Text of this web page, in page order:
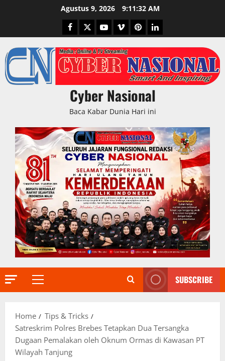
Agustus 9, 2026 9:11:33 AM
Facebook
TwitterYoutubeVimeoPinterestLinkedIn
Cyber Nasional
Baca Kabar Dunia Hari ini
Primary
SUBSCRIBE
Home
Tips & Tricks
Satreskrim Polres Brebes Tetapkan Dua Tersangka
Dugaan Pemalakan oleh Oknum Ormas di Kawasan PT
Wilayah Tanjung